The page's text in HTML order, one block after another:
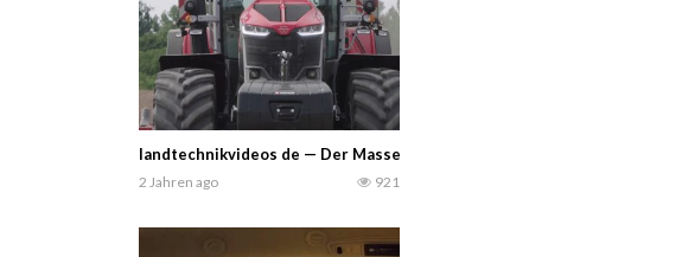
landtechnikvideos de — Der Massey Ferguson 9S ist der neue
2 Jahren ago 921